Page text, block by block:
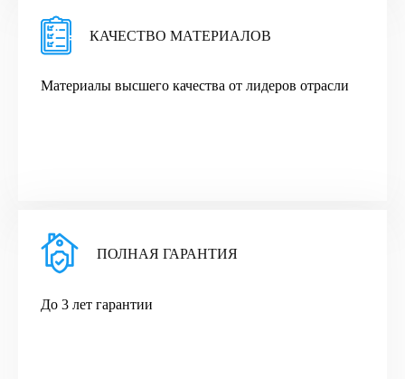
КАЧЕСТВО МАТЕРИАЛОВ
Материалы высшего качества от лидеров отрасли
ПОЛНАЯ ГАРАНТИЯ
До 3 лет гарантии